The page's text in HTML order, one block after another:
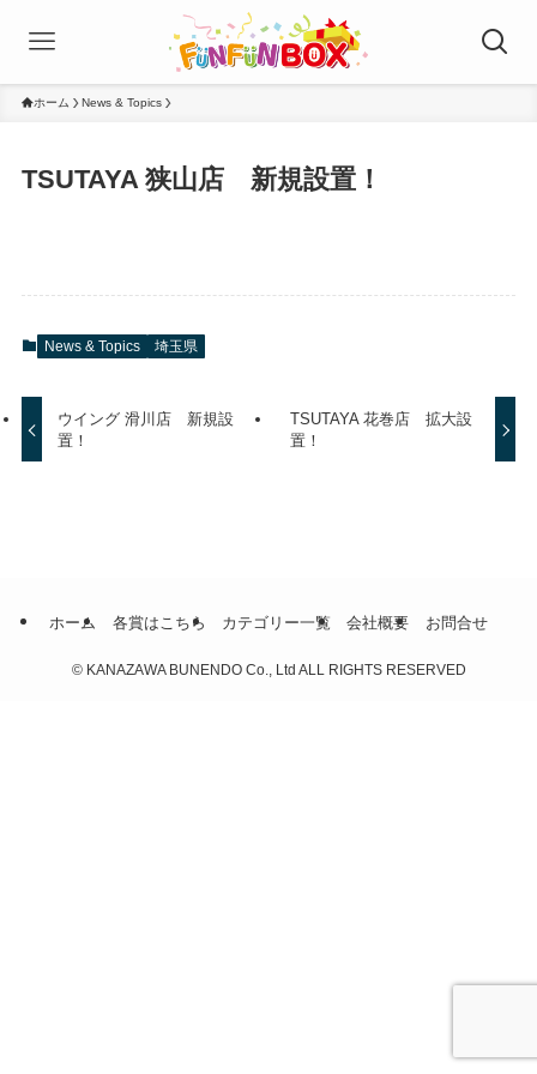
ホーム News & Topics
TSUTAYA 狭山店 新規設置！
News & Topics 埼玉県
ウイング 滑川店 新規設
置！
TSUTAYA 花巻店 拡大設
置！
ホーム 各賞はこちら カテゴリー一覧 会社概要 お問合せ
©KANAZAWA BUNENDO Co., Ltd ALL RIGHTS RESERVED